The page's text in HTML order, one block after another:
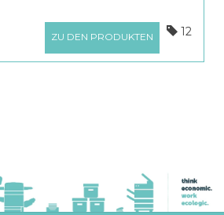
ZU DEN PRODUKTEN 12